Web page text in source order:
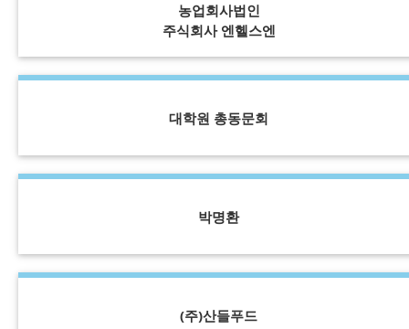
농업회사법인
주식회사 엔헬스엔
대학원 총동문회
박명환
(주)산들푸드